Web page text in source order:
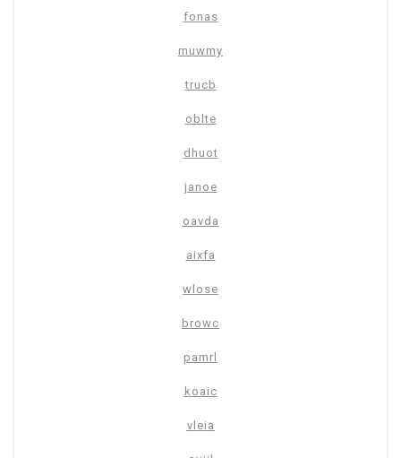
fonas
muwmy
trucb
oblte
dhuot
janoe
oavda
aixfa
wlose
browc
pamrl
koaic
vleia